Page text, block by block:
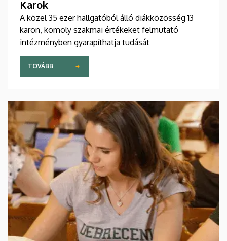
Karok
A közel 35 ezer hallgatóból álló diákközösség 13
karon, komoly szakmai értékeket felmutató
intézményben gyarapíthatja tudását
TOVÁBB